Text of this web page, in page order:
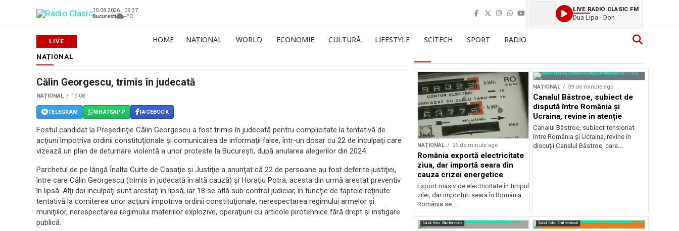
10.08.2026 | 09:37
Bucuresti
--°C
LIVE RADIO CLASIC FM
Dua Lipa - Don
HOME NAȚIONAL WORLD ECONOMIE CULTURĂ LIFESTYLE SCITECH SPORT RADIO
NAȚIONAL
Călin Georgescu, trimis în judecată
NAȚIONAL 19:08
TELEGRAM WHATSAPP FACEBOOK
Fostul candidat la Preşedinţie Călin Georgescu a fost trimis în judecată pentru complicitate la tentativă de
acţiuni împotriva ordinii constituţionale şi comunicarea de informaţii false, într-un dosar cu 22 de inculpaţi care
vizează un plan de deturnare violentă a unor proteste la Bucureşti, după anularea alegerilor din 2024.
Parchetul de pe lângă Înalta Curte de Casaţie şi Justiţie a anunţat că 22 de persoane au fost deferite justiţiei,
între care Călin Georgescu (trimis în judecată în altă cauză) şi Horaţiu Potra, acesta din urmă arestat preventiv
în lipsă. Alţi doi inculpaţi sunt arestaţi în lipsă, iar 18 se află sub control judiciar, în funcţie de faptele reţinute:
tentativă la comiterea unor acţiuni împotriva ordinii constituţionale, nerespectarea regimului armelor şi
muniţiilor, nerespectarea regimului materiilor explozive, operaţiuni cu articole pirotehnice fără drept şi instigare
publică.
NAȚIONAL 26 de minute ago
România exportă electricitate
ziua, dar importă seara din
cauza crizei energetice
Export masiv de electricitate în timpul
zilei, dar importuri seara în România
România se...
NAȚIONAL 39 de minute ago
Canalul Bâstroe, subiect de
dispută între România și
Ucraina, revine în atenție
Canalul Bâstroe, subiect tensionat
între România și Ucraina, revine în
discuții Canalul Bâstroe, care...
Sursă foto: Shutterstock Sursă foto: Shutterstock